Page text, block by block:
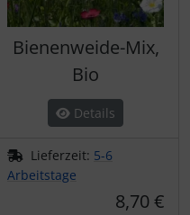
Bienenweide-Mix,
Bio
Details
Lieferzeit: 5-6
Arbeitstage
8,70 €